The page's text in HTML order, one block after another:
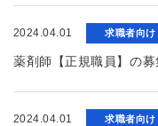
2024.04.01 求職者向け
薬剤師【正規職員】の募
2024.04.01 求職者向け